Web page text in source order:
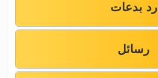
رد بدعات
رسائل